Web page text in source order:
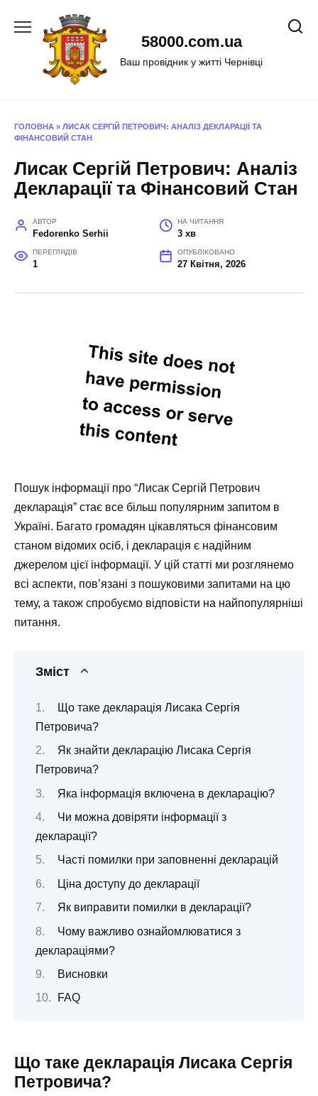
58000.com.ua
Ваш провідник у житті Чернівці
ГОЛОВНА » ЛИСАК СЕРГІЙ ПЕТРОВИЧ: АНАЛІЗ ДЕКЛАРАЦІЇ ТА
ФІНАНСОВИЙ СТАН
Лисак Сергій Петрович: Аналіз
Декларації та Фінансовий Стан
АВТОР
Fedorenko Serhii
НА ЧИТАННЯ
3 хв
ПЕРЕГЛЯДІВ
1
ОПУБЛІКОВАНО
27 Квітня, 2026
Пошук інформації про “Лисак Сергій Петрович
декларація” стає все більш популярним запитом в
Україні. Багато громадян цікавляться фінансовим
станом відомих осіб, і декларація є надійним
джерелом цієї інформації. У цій статті ми розглянемо
всі аспекти, пов’язані з пошуковими запитами на цю
тему, а також спробуємо відповісти на найпопулярніші
питання.
Зміст
Що таке декларація Лисака Сергія
Петровича?
Як знайти декларацію Лисака Сергія
Петровича?
Яка інформація включена в декларацію?
Чи можна довіряти інформації з
декларації?
Часті помилки при заповненні декларацій
Ціна доступу до декларації
Як виправити помилки в декларації?
Чому важливо ознайомлюватися з
деклараціями?
Висновки
FAQ
Що таке декларація Лисака Сергія
Петровича?